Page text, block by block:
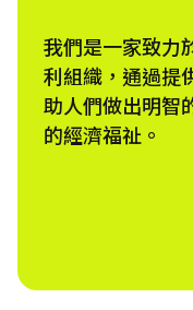
我們是一家致力
利組織，通過提
助人們做出明智
的經濟福祉。